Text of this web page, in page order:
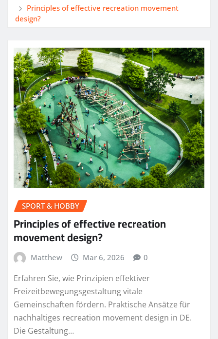
Principles of effective recreation movement
design?
SPORT & HOBBY
Principles of effective recreation
movement design?
Matthew Mar 6, 2026 0
Erfahren Sie, wie Prinzipien effektiver
Freizeitbewegungsgestaltung vitale
Gemeinschaften fördern. Praktische Ansätze für
nachhaltiges recreation movement design in DE.
Die Gestaltung…